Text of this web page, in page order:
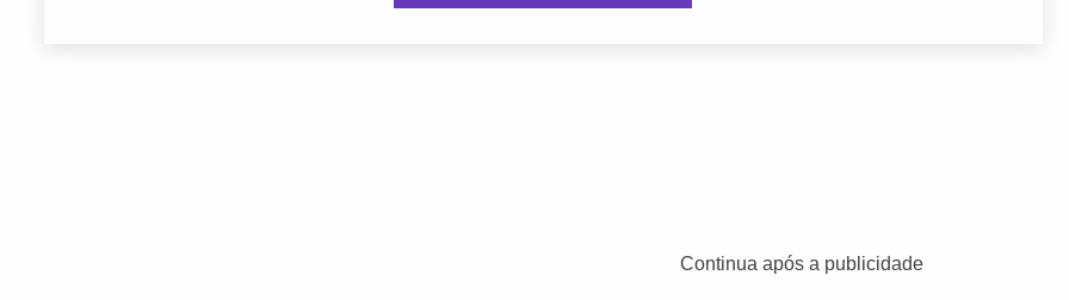
Continua após a publicidade